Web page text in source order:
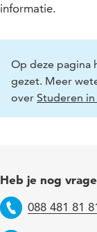
informatie.
Op deze pagina
gezet. Meer
over Studeren
Heb je nog
Telefoon
088 481 81